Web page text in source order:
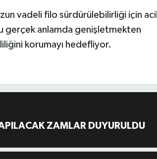
vadeli filo sürdürülebilirliği için acil
gerçek anlamda genişletmekten
korumayı hedefliyor.
ZAMLAR DUYURULDU